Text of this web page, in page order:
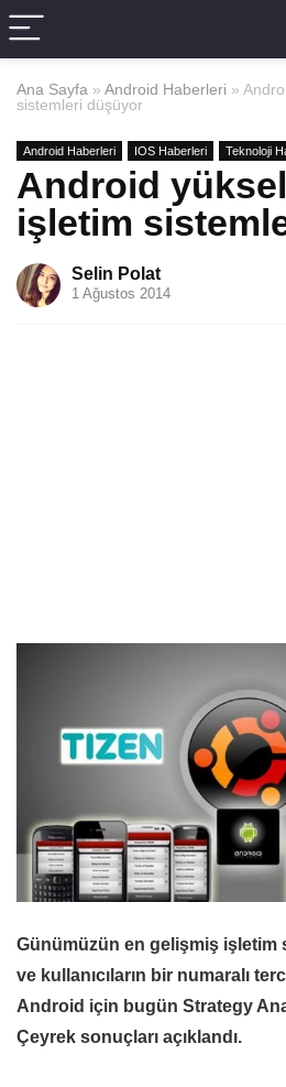
Ana Sayfa » Android Haberleri »
sistemleri düşüyor
Android Haberleri IOS Haberleri Teknoloji
Android
işletim
Selin Polat
1 Ağustos 2014
Günümüzün en gelişmiş işletim
ve kullanıcıların bir numaralı
Android için bugün Strategy
Çeyrek sonuçları açıklandı.